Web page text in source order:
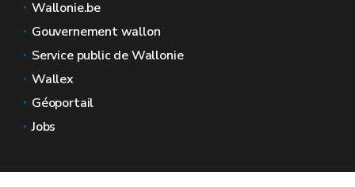
Wallonie.be
Gouvernement wallon
Service public de Wallonie
Wallex
Géoportail
Jobs